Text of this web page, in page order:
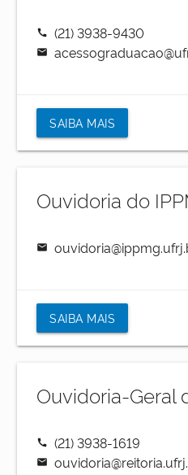
call (21) 3938-9430
mail
SAIBA MAIS
Ouvidoria do
mail
SAIBA MAIS
Ouvidoria-Geral
call (21) 3938-1619
mail